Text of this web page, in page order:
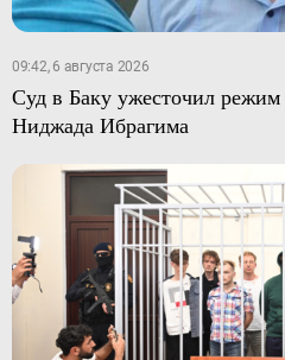
09:42, 6 августа 2026
Суд в Баку ужесточил режим
Ниджада Ибрагима